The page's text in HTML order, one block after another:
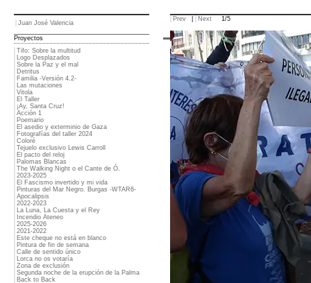
Juan José Valencia
Proyectos
Tifo: Sobre la multitud
Logo Desplazados
Sobre la Paz y el mal
Detritus
Familia -Versión 4.2-
Las mutaciones
Vitola
El Taller
¡Ay, Santa Cruz!
Acción 1
Poemario
El asedio y exterminio de Gaza
Fotografías del taller 2024
Coloré
Tejuelo exclusivo Lewis Carroll
El pacto del reloj
Palomas Blancas
The Walking Night o el Cante de Ó.
2023-2025
El Fascismo invertido y mi vida
Pinturas del Mar Negro. Burgas -WTAR6-
Apocalipsis
2022-2023
La Luna, La Cuesta y el Rey
Incendio Ateneo
2025-2026
2021-2022
Este cheque no está en blanco
Pintura de fin de semana
Calle de sentido único
Lorca no os votaría
Zona de exclusión
Segunda noche de la erupción de la Palma
Back to Back
Prev Next 1/5